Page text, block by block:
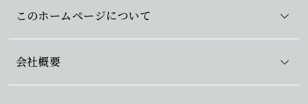
このホームページについて
会社概要